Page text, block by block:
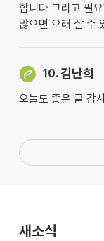
합니다 그리고 필
많으면 오래 살 수
10.김난희
오늘도 좋은 글 감
새소식